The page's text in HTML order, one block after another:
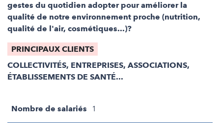
gestes du quotidien adopter pour améliorer la
qualité de notre environnement proche (nutrition,
qualité de l'air, cosmétiques...)?
PRINCIPAUX CLIENTS
COLLECTIVITÉS, ENTREPRISES, ASSOCIATIONS,
ÉTABLISSEMENTS DE SANTÉ...
Nombre de salariés 1